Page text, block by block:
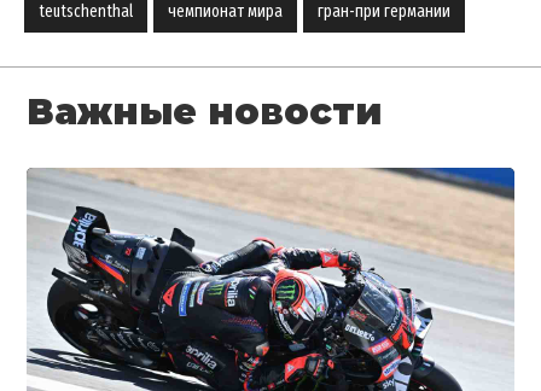
teutschenthal чемпионат мира гран-при германии
Важные новости